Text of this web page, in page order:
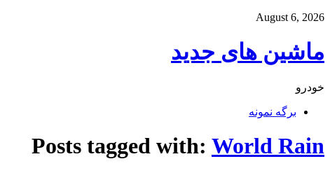
August 6, 2026
ماشین های جدید
خودرو
برگه نمونه
Posts tagged with: World Rain